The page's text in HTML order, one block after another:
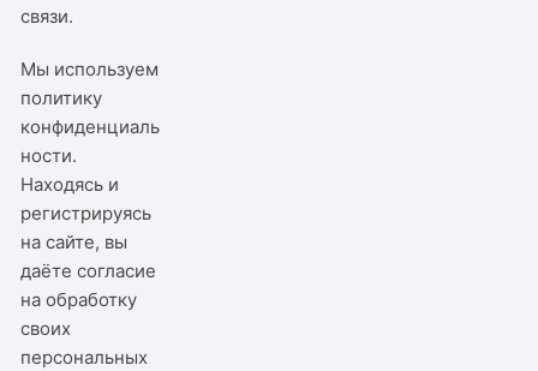
связи.
Мы используем
политику
конфиденциаль
ности.
Находясь и
регистрируясь
на сайте, вы
даёте согласие
на обработку
своих
персональных